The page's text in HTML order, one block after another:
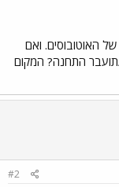
האוטובוסים. ואם
התחנה? המקום
#2